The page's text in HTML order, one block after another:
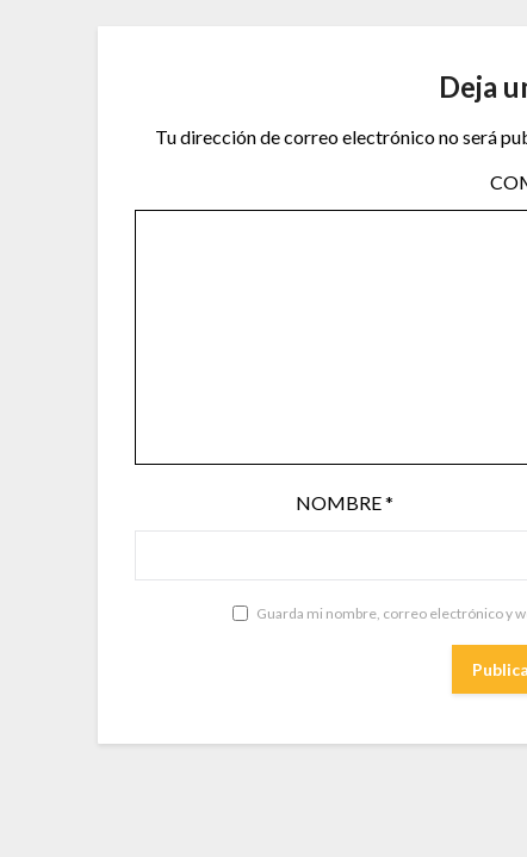
Deja
Tu dirección de correo electrónico no será
NOMBRE*
Guarda mi nombre, correo electrónico y